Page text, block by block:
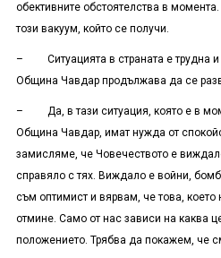
обективните обстоятелства в
този вакуум, който се получи.
– Ситуацията в страната е трудна и
Община Чавдар продължава да се
– Да, в тази ситуация, която е в
Община Чавдар, имат нужда от
замисляме, че Човечеството е
справяло с тях. Виждало е войни,
съм оптимист и вярвам, че това,
отмине. Само от нас зависи на каква
положението. Трябва да покажем, че